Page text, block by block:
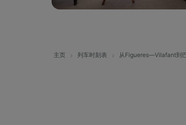
主页 列车时刻表 从Figueres—Vilafant到